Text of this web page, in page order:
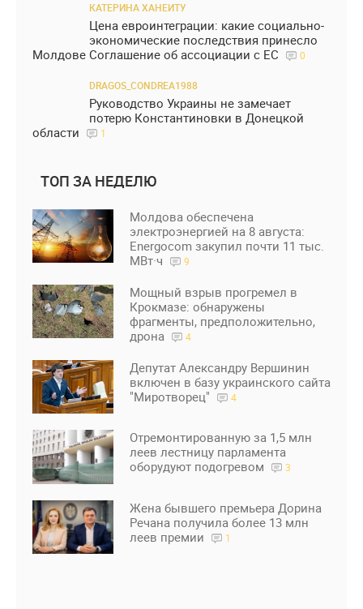
КАТЕРИНА ХАНЕИТУ
Цена евроинтеграции: какие социально-
экономические последствия принесло
Молдове Соглашение об ассоциации с ЕС
0
DRAGOS_CONDREA1988
Руководство Украины не замечает
потерю Константиновки в Донецкой
области
1
ТОП ЗА НЕДЕЛЮ
Молдова обеспечена
электроэнергией на 8 августа:
Energocom закупил почти 11 тыс.
МВт·ч
9
Мощный взрыв прогремел в
Крокмазе: обнаружены
фрагменты, предположительно,
дрона
4
Депутат Александру Вершинин
включен в базу украинского сайта
"Миротворец"
4
Отремонтированную за 1,5 млн
леев лестницу парламента
оборудуют подогревом
3
Жена бывшего премьера Дорина
Речана получила более 13 млн
леев премии
1